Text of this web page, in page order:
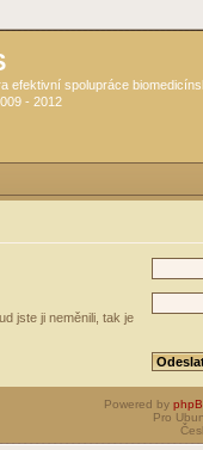
efektivní spolupráce
- 2012
jste ji neměnili, tak je
Powered by
Pro